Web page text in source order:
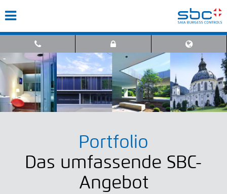
Portfolio
Das umfassende SBC-
Angebot